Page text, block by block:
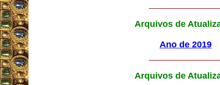
Arquivos de
Ano de 2019
Arquivos de